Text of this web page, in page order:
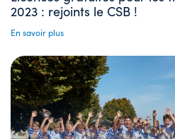
2023 : rejoints le CSB !
En savoir plus